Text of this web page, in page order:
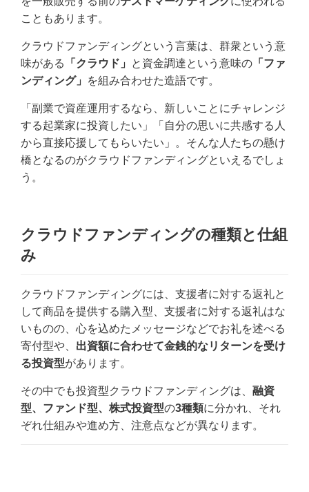
こともあります。
クラウドファンディングという言葉は、群衆という意
味がある
「クラウド」 と資金調達という意味の 「ファ
ンディング」
を組み合わせた造語です。
「副業で資産運用するなら、新しいことにチャレンジ
する起業家に投資したい」「自分の思いに共感する人
から直接応援してもらいたい」。そんな人たちの懸け
橋となるのがクラウドファンディングといえるでしょ
う。
クラウドファンディングの種類と仕組
み
クラウドファンディングには、支援者に対する返礼と
して商品を提供する購入型、支援者に対する返礼はな
いものの、心を込めたメッセージなどでお礼を述べる
寄付型や、 出資額に合わせて金銭的なリターンを受け
る投資型があります。
その中でも投資型クラウドファンディングは、 融資
型、ファンド型、株式投資型の3種類に分かれ、それ
ぞれ仕組みや進め方、注意点などが異なります。